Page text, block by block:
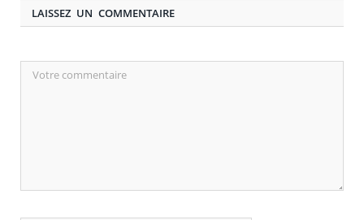
LAISSEZ UN COMMENTAIRE